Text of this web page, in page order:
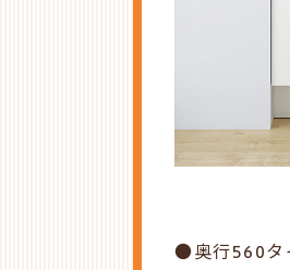
●奥行560